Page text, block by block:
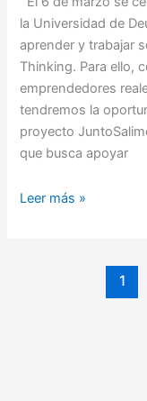
la Universidad de
aprender y trabajar
Thinking. Para ello,
emprendedores
tendremos la
proyecto
que busca apoyar
Leer más »
1